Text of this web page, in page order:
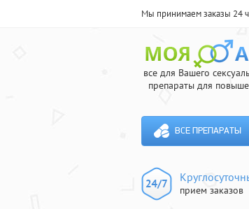
Мы принимаем заказы 24
все для Вашего
препараты для
ВСЕ ПРЕПАРАТЫ
прием заказов